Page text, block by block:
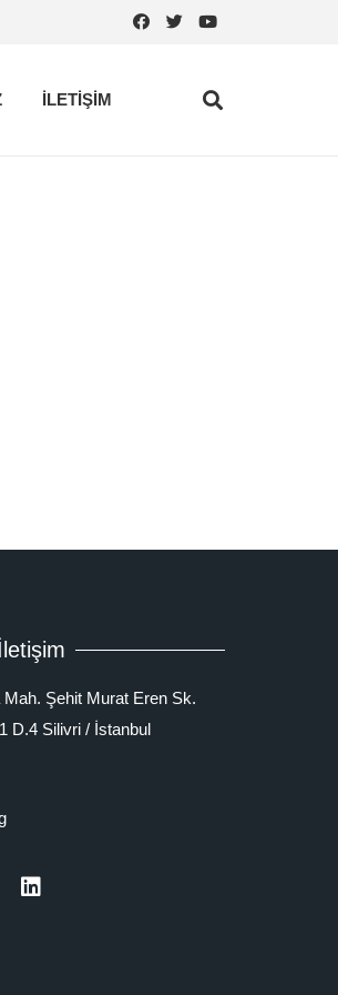
İLETİŞİM
Şehit Murat Eren Sk.
D.4 Silivri / İstanbul